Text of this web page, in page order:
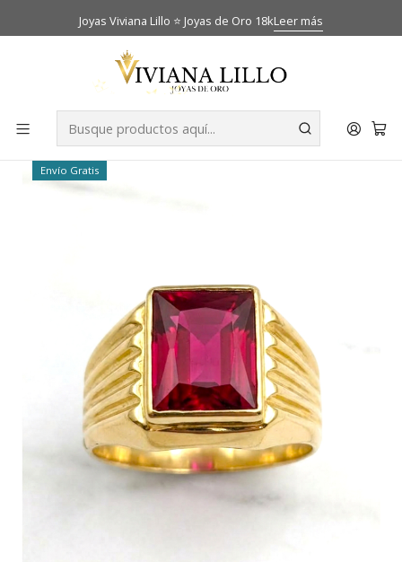
Joyas Viviana Lillo ⭐ Joyas de Oro 18kLeer más
Catálogo
-39% OFF
Envío Gratis